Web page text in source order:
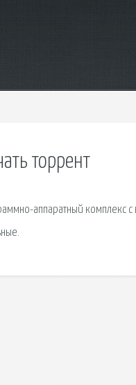
торрент
аппаратный комплекс